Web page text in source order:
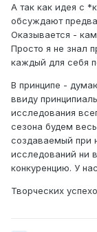
А так как идея с
обсуждают
Оказывается -
Просто я не знал
каждый для себя
В принципе -
ввиду
исследования
сезона будем
создаваемый при
исследований ни
конкуренцию. У
Творческих